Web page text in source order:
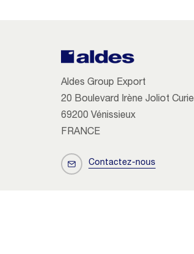
Aldes Group Export
20 Boulevard Irène Joliot Curie
69200 Vénissieux
FRANCE
Contactez-nous